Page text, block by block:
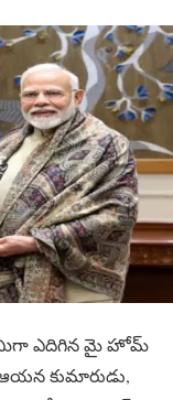
ఎదిగిన మై హోమ్
ఆయన కుమారుడు,